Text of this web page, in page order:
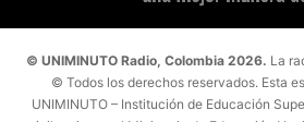
© UNIMINUTO Radio, Colombia 2026. La
© Todos los derechos reservados. Esta
UNIMINUTO – Institución de Educación